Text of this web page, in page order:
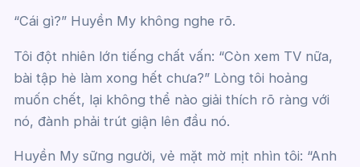
“Cái gì?” Huyền My không nghe rõ.
Tôi đột nhiên lớn tiếng chất vấn: “Còn xem TV nữa,
bài tập hè làm xong hết chưa?” Lòng tôi hoảng
muốn chết, lại không thể nào giải thích rõ ràng với
nó, đành phải trút giận lên đầu nó.
Huyền My sững người, vẻ mặt mờ mịt nhìn tôi: “Anh